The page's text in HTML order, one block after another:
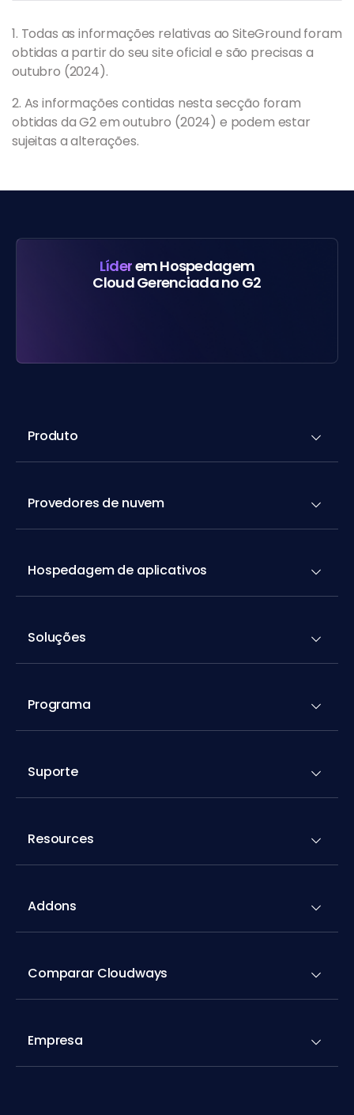
1. Todas as informações relativas ao SiteGround foram
obtidas a partir do seu site oficial e são precisas a
outubro (2024).
2. As informações contidas nesta secção foram
obtidas da G2 em outubro (2024) e podem estar
sujeitas a alterações.
Líderem Hospedagem
Cloud Gerenciada no G2
Produto
Provedores de nuvem
Hospedagem de aplicativos
Soluções
Programa
Suporte
Resources
Addons
Comparar Cloudways
Empresa